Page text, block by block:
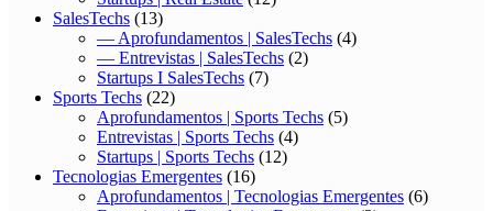
SalesTechs (13)
— Aprofundamentos | SalesTechs (4)
— Entrevistas | SalesTechs (2)
Startups I SalesTechs (7)
Sports Techs (22)
Aprofundamentos | Sports Techs (5)
Entrevistas | Sports Techs (4)
Startups | Sports Techs (12)
Tecnologias Emergentes (16)
Aprofundamentos | Tecnologias Emergentes (6)